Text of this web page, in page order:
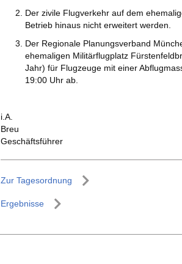
Der zivile Flugverkehr auf dem
Betrieb hinaus nicht erweitert werden.
Der Regionale Planungsverband
ehemaligen Militärflugplatz
Jahr) für Flugzeuge mit einer
19:00 Uhr ab.
i.A.
Breu
Geschäftsführer
Zur Tagesordnung
Ergebnisse